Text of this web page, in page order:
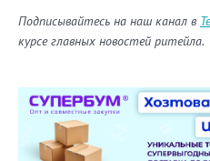
Подписывайтесь на наш канал в
курсе главных новостей ритейла.